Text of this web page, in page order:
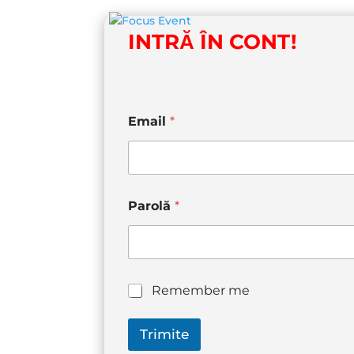
INTRᾸÎN CONT!
Email *
Parolă *
R
m
m
Remember me
Trimite